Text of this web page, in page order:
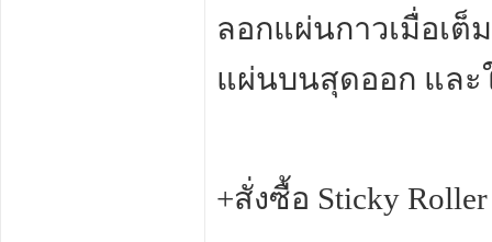
ลอกแผ่นกาวเมื่อเต็
แผ่นบนสุดออก แล
+สั่งซื้อ Sticky